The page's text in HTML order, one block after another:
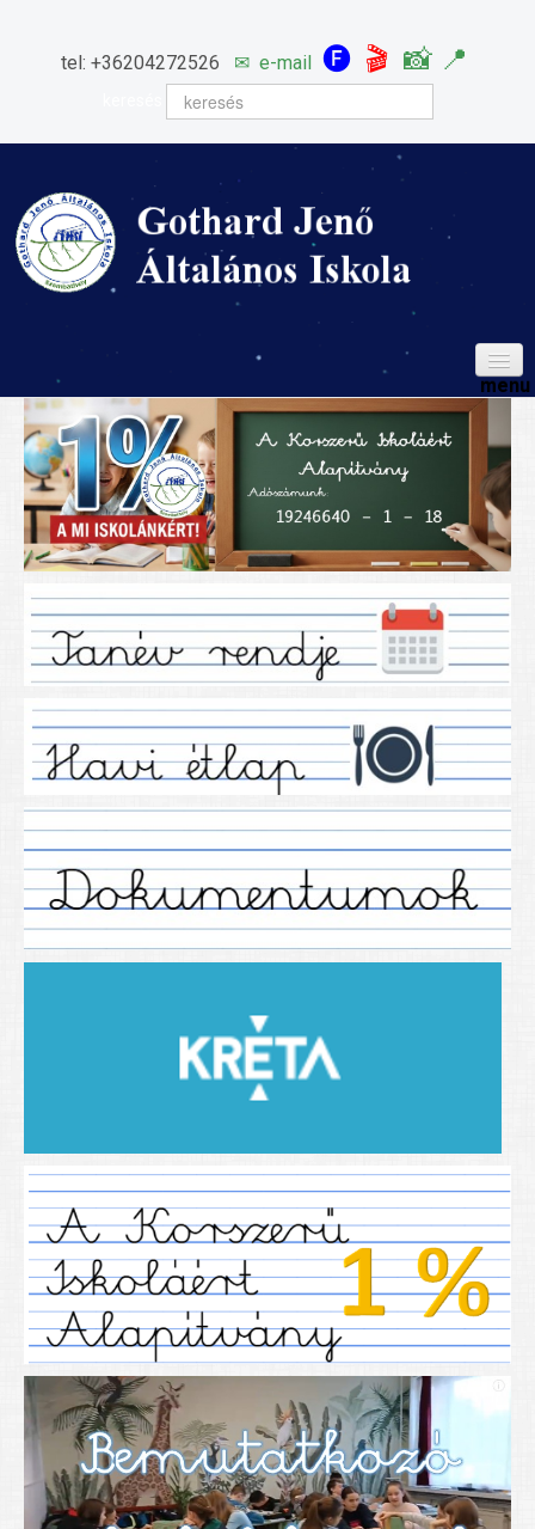
tel: +36204272526 ✉ e-mail 🅕 🎬 📸 📍
HÍREINK
ISKOLÁNK
Igazgatói köszöntő
Iskolánkról
Tanáraink
Tanéveink
Régebbi tanéveink
2021/2022 tanév
2013/2014. tanév
2014/2015. tanév
2015/2016. tanév
2016/2017 tanév
2018/2019 tanév
2019/2020-as tanév
Pályázataink
SIHU
EFOP 325
TÁMOP
TIOP
Határtalanul
Névadónk
UNESCO Társult Iskola